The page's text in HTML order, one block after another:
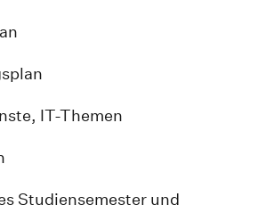
IT-Themen
Studiensemester und